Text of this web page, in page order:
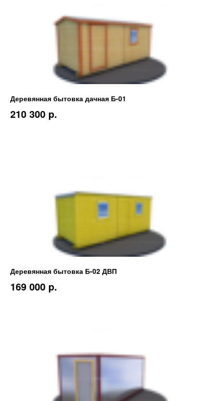
Деревянная бытовка дачная Б-01
210 300 p.
Деревянная бытовка Б-02 ДВП
169 000 p.